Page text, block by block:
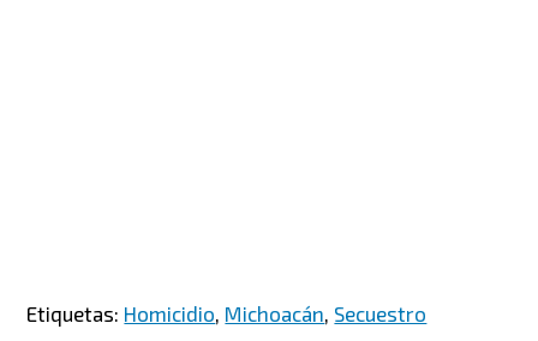
Etiquetas: Homicidio Michoacán Secuestro